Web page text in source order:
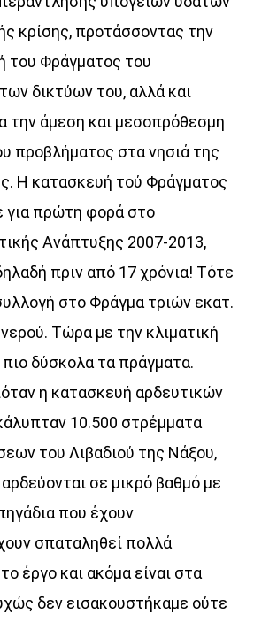
κρίσης, προτάσσοντας την
του Φράγματος του
δικτύων του, αλλά και
την άμεση και μεσοπρόθεσμη
προβλήματος στα νησιά της
Η κατασκευή τού Φράγματος
για πρώτη φορά στο
Ανάπτυξης 2007-2013,
πριν από 17 χρόνια! Τότε
στο Φράγμα τριών εκατ.
Τώρα με την κλιματική
πιο δύσκολα τα πράγματα.
η κατασκευή αρδευτικών
10.500 στρέμματα
του Λιβαδιού της Νάξου,
σε μικρό βαθμό με
που έχουν
σπαταληθεί πολλά
έργο και ακόμα είναι στα
δεν εισακουστήκαμε ούτε